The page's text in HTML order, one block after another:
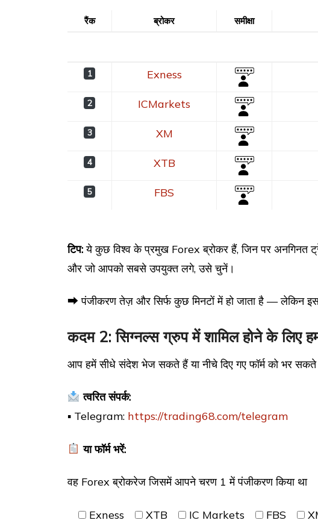
रैंक ब्रोकर समीक्षा
रैंक समीक्षा
1 Exness
2 ICMarkets
3 XM
4 XTB
5 FBS
टिप:ये कुछ विश्व के प्रमुख Forex ब्रोकर हैं, जिन पर अनगिनत
और जो आपको सबसे उपयुक्त लगे, उसे चुनें।
⮕ पंजीकरण तेज़ और सिर्फ कुछ मिनटों में हो जाता है — लेकिन
कदम 2: सिग्नल्स ग्रुप में शामिल होने के लिए
आप हमें सीधे संदेश भेज सकते हैं या नीचे दिए गए फॉर्म को भर सकते
त्वरित संपर्क:
▪ Telegram: https://trading68.com/telegram
या फॉर्म भरें:
वह Forex ब्रोकरेज जिसमें आपने चरण 1 में पंजीकरण किया था
Exness XTB IC Markets FBS